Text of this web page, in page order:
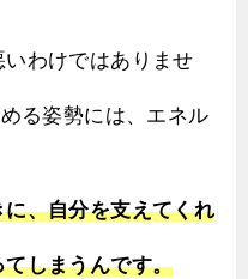
わけではありませ
る姿勢には、エネル
、自分を支えてくれ
しまうんです。